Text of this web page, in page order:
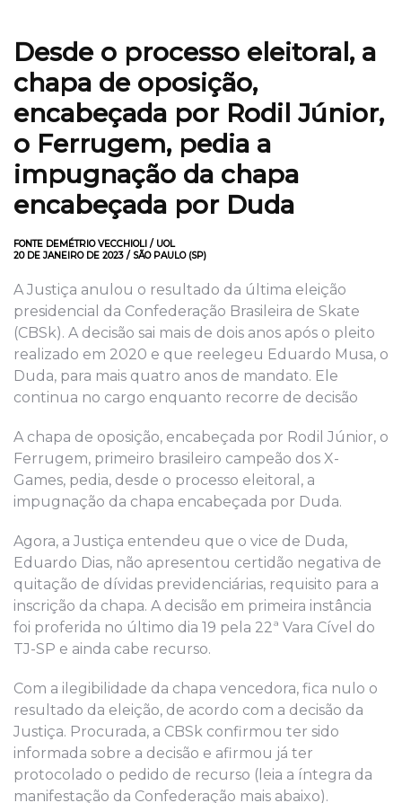
Desde o processo eleitoral, a
chapa de oposição,
encabeçada por Rodil Júnior,
o Ferrugem, pedia a
impugnação da chapa
encabeçada por Duda
FONTE DEMÉTRIO VECCHIOLI / UOL
20 DE JANEIRO DE 2023 / SÃO PAULO (SP)
A Justiça anulou o resultado da última eleição
presidencial da Confederação Brasileira de Skate
(CBSk). A decisão sai mais de dois anos após o pleito
realizado em 2020 e que reelegeu Eduardo Musa, o
Duda, para mais quatro anos de mandato. Ele
continua no cargo enquanto recorre de decisão
A chapa de oposição, encabeçada por Rodil Júnior, o
Ferrugem, primeiro brasileiro campeão dos X-
Games, pedia, desde o processo eleitoral, a
impugnação da chapa encabeçada por Duda.
Agora, a Justiça entendeu que o vice de Duda,
Eduardo Dias, não apresentou certidão negativa de
quitação de dívidas previdenciárias, requisito para a
inscrição da chapa. A decisão em primeira instância
foi proferida no último dia 19 pela 22ª Vara Cível do
TJ-SP e ainda cabe recurso.
Com a ilegibilidade da chapa vencedora, fica nulo o
resultado da eleição, de acordo com a decisão da
Justiça. Procurada, a CBSk confirmou ter sido
informada sobre a decisão e afirmou já ter
protocolado o pedido de recurso (leia a íntegra da
manifestação da Confederação mais abaixo).